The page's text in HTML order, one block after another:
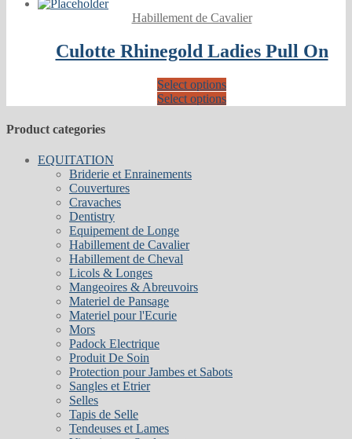
Habillement de Cavalier
Culotte Rhinegold Ladies Pull On
Select options
Select options
Product categories
EQUITATION
Briderie et Enrainements
Couvertures
Cravaches
Dentistry
Equipement de Longe
Habillement de Cavalier
Habillement de Cheval
Licols & Longes
Mangeoires & Abreuvoirs
Materiel de Pansage
Materiel pour l'Ecurie
Mors
Padock Electrique
Produit De Soin
Protection pour Jambes et Sabots
Sangles et Etrier
Selles
Tapis de Selle
Tendeuses et Lames